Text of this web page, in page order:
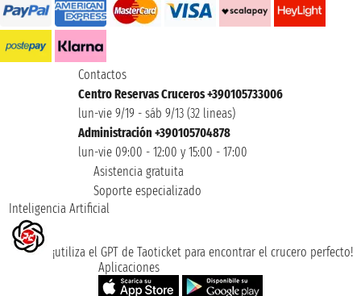
Contactos
Centro Reservas Cruceros +390105733006
lun-vie 9/19 - sáb 9/13 (32 lineas)
Administración +390105704878
lun-vie 09:00 - 12:00 y 15:00 - 17:00
Asistencia gratuita
Soporte especializado
Inteligencia Artificial
¡utiliza el GPT de Taoticket para encontrar el crucero perfecto!
Aplicaciones